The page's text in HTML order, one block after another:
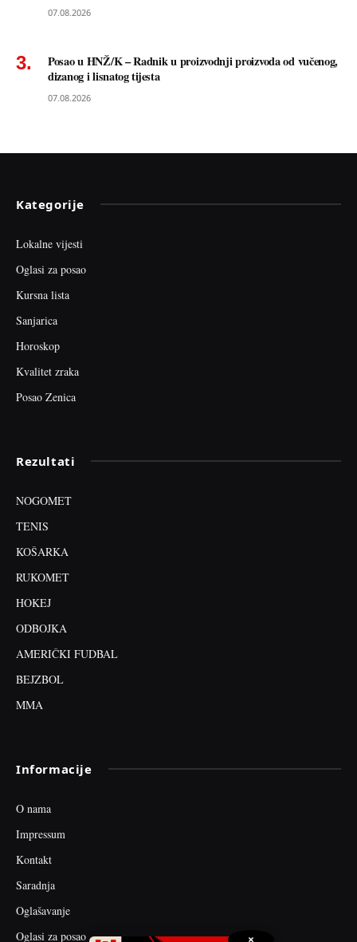
07.08.2026
Posao u HNŽ/K – Radnik u proizvodnji proizvoda od vučenog,
dizanog i lisnatog tijesta
07.08.2026
Kategorije
Lokalne vijesti
Oglasi za posao
Kursna lista
Sanjarica
Horoskop
Kvalitet zraka
Posao Zenica
Rezultati
NOGOMET
TENIS
KOŠARKA
RUKOMET
HOKEJ
ODBOJKA
AMERIČKI FUDBAL
BEJZBOL
MMA
Informacije
O nama
Impressum
Kontakt
Saradnja
Oglašavanje
Oglasi za posao